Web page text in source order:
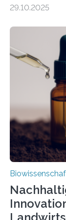
Forschende
Region Kachin
Art einer
nun den
fossile
stellt
Mückenlarve
29.10.2025